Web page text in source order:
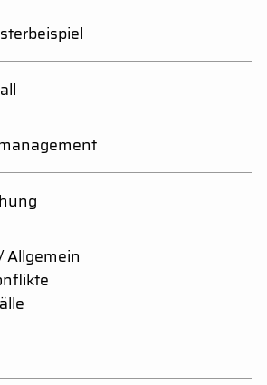
Allgemein